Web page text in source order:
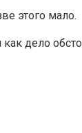
этого мало.
дело